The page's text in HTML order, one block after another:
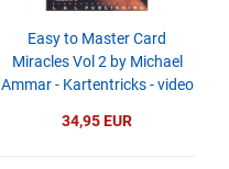
Easy to Master Card
Miracles Vol 2 by Michael
Ammar - Kartentricks - video
34,95 EUR